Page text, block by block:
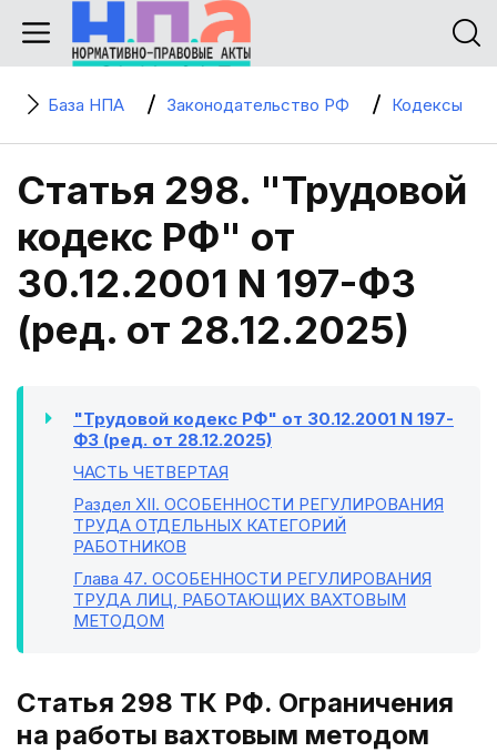
База НПА Законодательство РФ Кодексы
Статья 298. "Трудовой
кодекс РФ" от
30.12.2001 N 197-ФЗ
(ред. от 28.12.2025)
"Трудовой кодекс РФ" от 30.12.2001 N 197-
ФЗ (ред. от 28.12.2025)
ЧАСТЬ ЧЕТВЕРТАЯ
Раздел XII. ОСОБЕННОСТИ РЕГУЛИРОВАНИЯ
ТРУДА ОТДЕЛЬНЫХ КАТЕГОРИЙ
РАБОТНИКОВ
Глава 47. ОСОБЕННОСТИ РЕГУЛИРОВАНИЯ
ТРУДА ЛИЦ, РАБОТАЮЩИХ ВАХТОВЫМ
МЕТОДОМ
Статья 298 ТК РФ. Ограничения
на работы вахтовым методом